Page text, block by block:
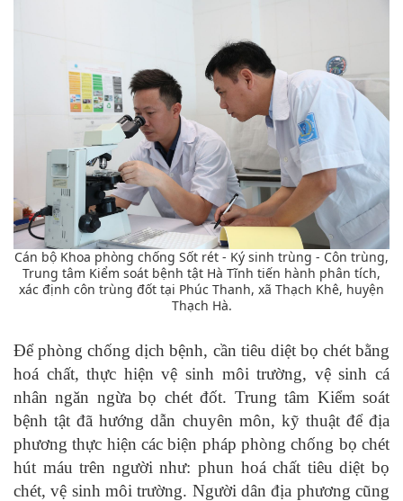
Cán bộ Khoa phòng chống Sốt rét - Ký sinh trùng - Côn trùng,
Trung tâm Kiểm soát bệnh tật Hà Tĩnh tiến hành phân tích,
xác định côn trùng đốt tại Phúc Thanh, xã Thạch Khê, huyện
Thạch Hà.
Để phòng chống dịch bệnh, cần tiêu diệt bọ chét bằng
hoá chất, thực hiện vệ sinh môi trường, vệ sinh cá
nhân ngăn ngừa bọ chét đốt. Trung tâm Kiểm soát
bệnh tật đã hướng dẫn chuyên môn, kỹ thuật để địa
phương thực hiện các biện pháp phòng chống bọ chét
hút máu trên người như: phun hoá chất tiêu diệt bọ
chét, vệ sinh môi trường. Người dân địa phương cũng